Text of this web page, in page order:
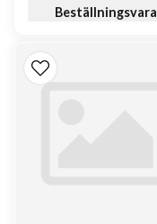
Beställningsvara